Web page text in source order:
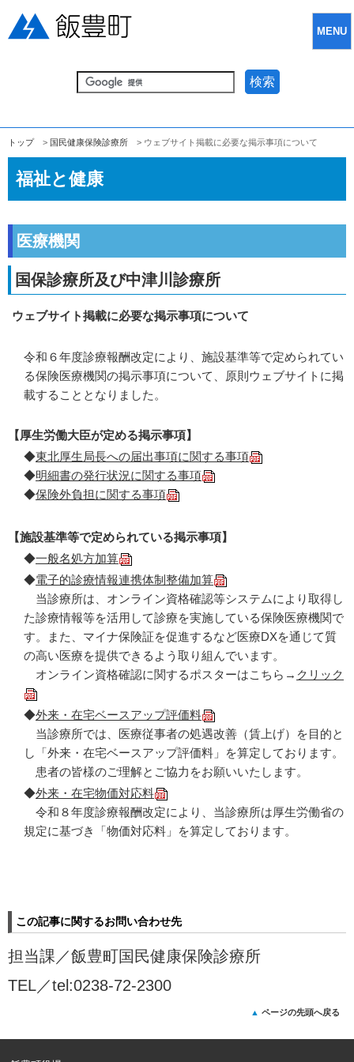
検索
MENU
トップ > 国民健康保険診療所 > ウェブサイト掲載に必要な掲示事項について
福祉と健康
医療機関
国保診療所及び中津川診療所
ウェブサイト掲載に必要な掲示事項について
令和６年度診療報酬改定により、施設基準等で定められてい
る保険医療機関の掲示事項について、原則ウェブサイトに掲
載することとなりました。
【厚生労働大臣が定める掲示事項】
◆東北厚生局長への届出事項に関する事項
◆明細書の発行状況に関する事項
◆保険外負担に関する事項
【施設基準等で定められている掲示事項】
◆一般名処方加算
◆電子的診療情報連携体制整備加算
当診療所は、オンライン資格確認等システムにより取得し
た診療情報等を活用して診療を実施している保険医療機関で
す。また、マイナ保険証を促進するなど医療DXを通じて質
の高い医療を提供できるよう取り組んでいます。
オンライン資格確認に関するポスターはこちら→ クリック
◆外来・在宅ベースアップ評価料
当診療所では、医療従事者の処遇改善（賃上げ）を目的と
し「外来・在宅ベースアップ評価料」を算定しております。
患者の皆様のご理解とご協力をお願いいたします。
◆外来・在宅物価対応料
令和８年度診療報酬改定により、当診療所は厚生労働省の
規定に基づき「物価対応料」を算定しております。
この記事に関するお問い合わせ先
担当課／飯豊町国民健康保険診療所
TEL／tel:0238-72-2300
ページの先頭へ戻る